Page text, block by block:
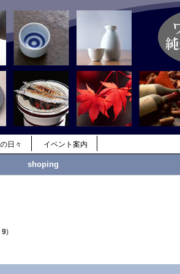
日々 イベント案内
shoping
9)